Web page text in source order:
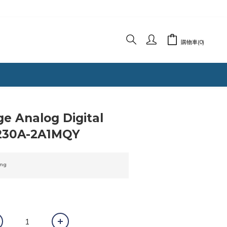
購物車(0)
Analog Digital
2A1MQY